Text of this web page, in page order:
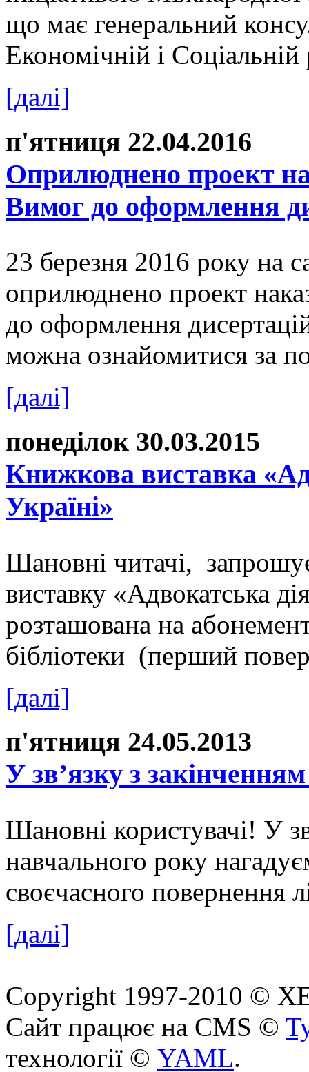
що має генеральний
Економічній і
[далі]
п'ятниця 22.04.2016
Оприлюднено проект
Вимог до оформлення
23 березня 2016 року на
оприлюднено проект
до оформлення
можна ознайомитися за
[далі]
понеділок 30.03.2015
Книжкова виставка
Україні»
Шановні читачі,
виставку «Адвокатська
розташована на
бібліотеки (перший
[далі]
п'ятниця 24.05.2013
У зв’язку з
Шановні користувачі! У
навчального року
своєчасного повернення
[далі]
Copyright 1997-2010 ©
Сайт працює на CMS ©
технології © YAML.